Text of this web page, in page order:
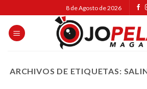
to
content
8 de Agosto de 2026
ARCHIVOS DE ETIQUETAS: